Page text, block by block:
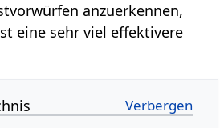
anzuerkennen,
eine sehr viel effektivere